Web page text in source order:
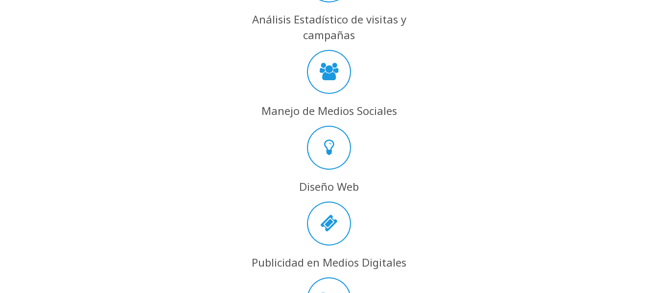
Análisis Estadístico de visitas y
campañas
Manejo de Medios Sociales
Diseño Web
Publicidad en Medios Digitales